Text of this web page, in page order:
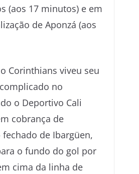
(aos 17 minutos) e em
de Aponzá (aos
Corinthians viveu seu
no
o Deportivo Cali
cobrança de
de Ibargüen,
o fundo do gol por
cima da linha de